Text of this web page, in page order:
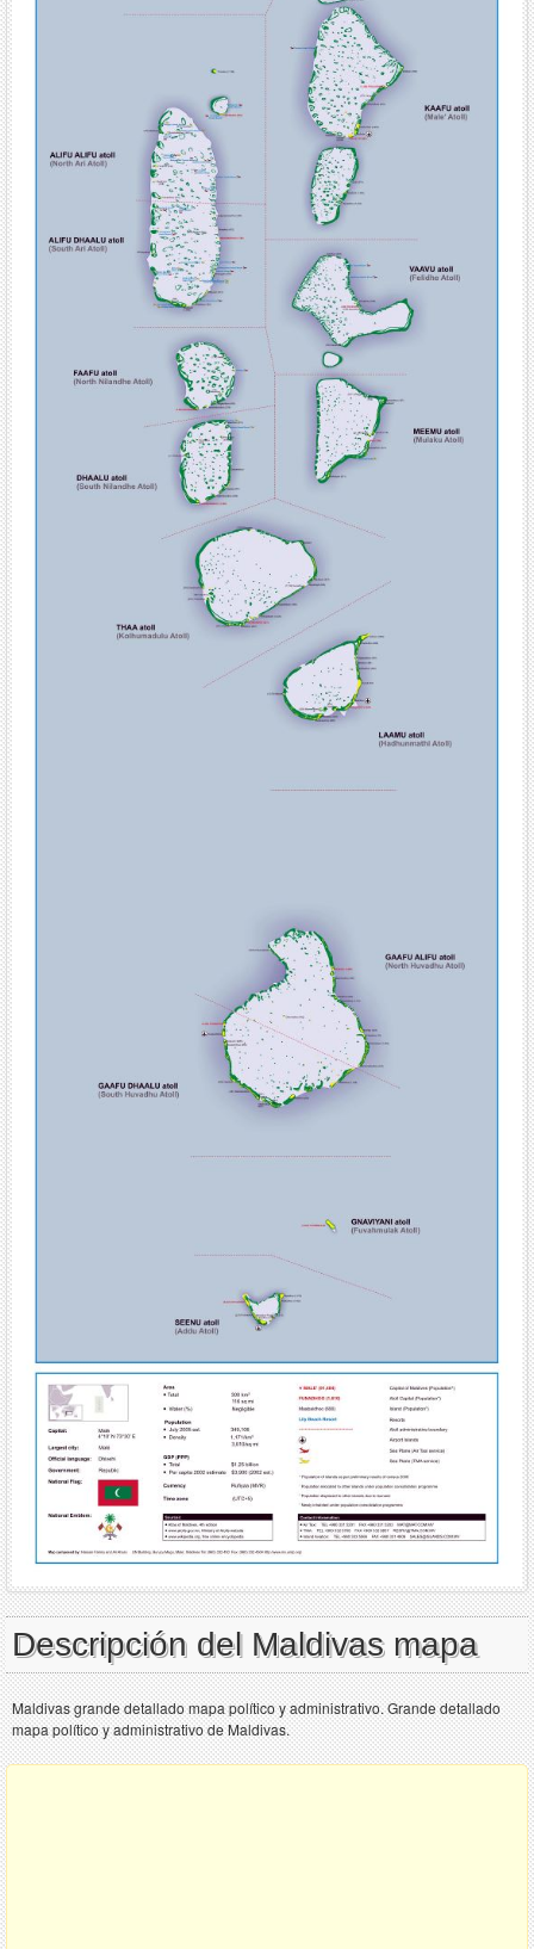
Descripción del Maldivas mapa
Maldivas grande detallado mapa político y administrativo. Grande detallado
mapa político y administrativo de Maldivas.